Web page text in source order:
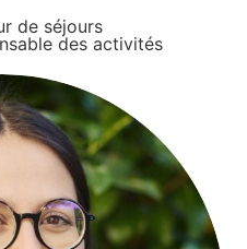
de séjours
des activités